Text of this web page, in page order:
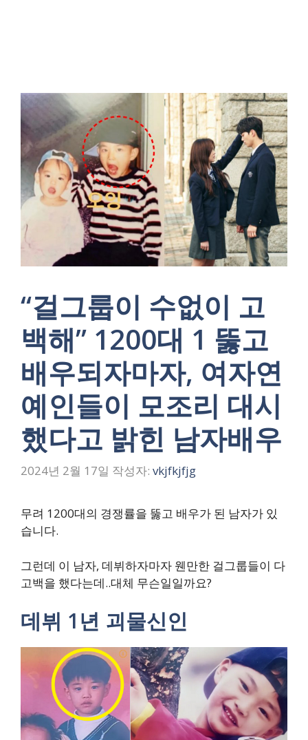
“걸그룹이 수없이 고
백해” 1200대 1 뚫고
배우되자마자, 여자연
예인들이 모조리 대시
했다고 밝힌 남자배우
2024년 2월 17일 작성자: vkjfkjfjg
무려 1200대의 경쟁률을 뚫고 배우가 된 남자가 있
습니다.
그런데 이 남자, 데뷔하자마자 웬만한 걸그룹들이 다
고백을 했다는데..대체 무슨일일까요?
데뷔 1년 괴물신인